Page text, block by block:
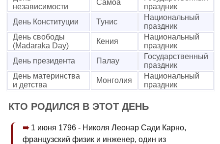
независимости
Самоа
праздник
День Конституции
Тунис
Национальный
праздник
День свободы
(Madaraka Day)
Кения
Национальный
праздник
День президента
Палау
Государственный
праздник
День материнства
и детства
Монголия
Национальный
праздник
КТО РОДИЛСЯ В ЭТОТ ДЕНЬ
1 июня 1796 - Николя Леонар Сади Карно,
французский физик и инженер, один из